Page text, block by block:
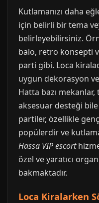
Kutlamanızı daha
için belirli bir tema
belirleyebilirsiniz.
balo, retro konsepti
parti gibi. Loca
uygun dekorasyon
Hatta bazı
aksesuar desteği
partiler, özellikle
popülerdir ve
Hassa VIP escort
özel ve yaratıcı
bakmaktadır.
Loca Kiralarken